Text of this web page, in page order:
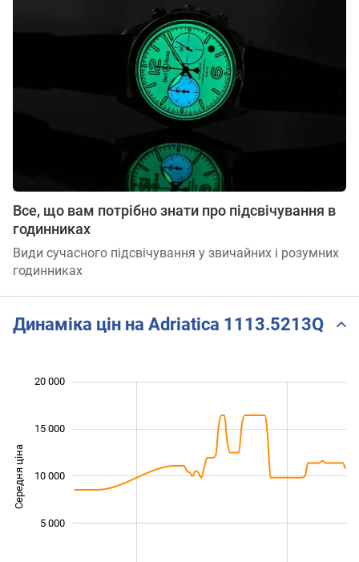
Все, що вам потрібно знати про підсвічування в
годинниках
Види сучасного підсвічування у звичайних і розумних
годинниках
Динаміка цін на Adriatica 1113.5213Q
Середня ціна 10 000
10 000
20 000
15 000
5 000